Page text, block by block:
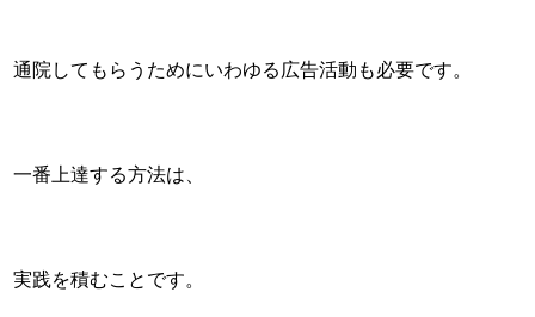
通院してもらうためにいわゆる広告活動も必要です。
一番上達する方法は、
実践を積むことです。